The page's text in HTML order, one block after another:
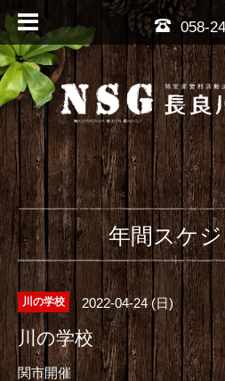
058-
年間スケ
川の学校 2022-04-24 (日)
川の学校
関市開催